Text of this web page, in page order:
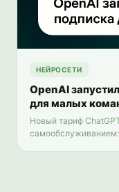
НЕЙРОСЕТИ
OpenAI
для малых
Новый тариф
самообслуживанием: